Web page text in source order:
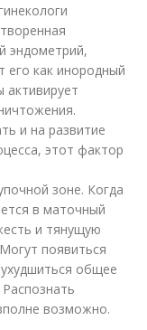
эндометрий,
его как инородный
активирует
и на развитие
этот фактор
зоне. Когда
в маточный
и тянущую
появиться
общее
возможно.